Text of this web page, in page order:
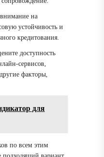
на
устойчивость и
кредитования.
доступность
сервисов,
факторы,
для
по всем этим